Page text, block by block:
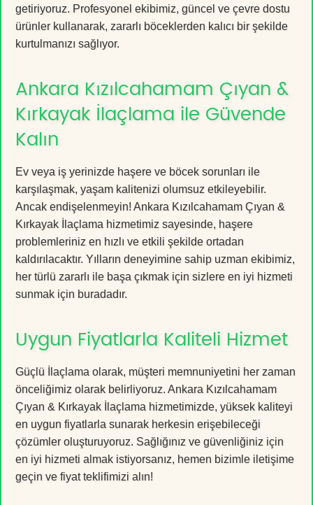
getiriyoruz. Profesyonel ekibimiz, güncel ve çevre dostu
ürünler kullanarak, zararlı böceklerden kalıcı bir şekilde
kurtulmanızı sağlıyor.
Ankara Kızılcahamam Çıyan &
Kırkayak İlaçlama ile Güvende
Kalın
Ev veya iş yerinizde haşere ve böcek sorunları ile
karşılaşmak, yaşam kalitenizi olumsuz etkileyebilir.
Ancak endişelenmeyin! Ankara Kızılcahamam Çıyan &
Kırkayak İlaçlama hizmetimiz sayesinde, haşere
problemleriniz en hızlı ve etkili şekilde ortadan
kaldırılacaktır. Yılların deneyimine sahip uzman ekibimiz,
her türlü zararlı ile başa çıkmak için sizlere en iyi hizmeti
sunmak için buradadır.
Uygun Fiyatlarla Kaliteli Hizmet
Güçlü İlaçlama olarak, müşteri memnuniyetini her zaman
önceliğimiz olarak belirliyoruz. Ankara Kızılcahamam
Çıyan & Kırkayak İlaçlama hizmetimizde, yüksek kaliteyi
en uygun fiyatlarla sunarak herkesin erişebileceği
çözümler oluşturuyoruz. Sağlığınız ve güvenliğiniz için
en iyi hizmeti almak istiyorsanız, hemen bizimle iletişime
geçin ve fiyat teklifimizi alın!